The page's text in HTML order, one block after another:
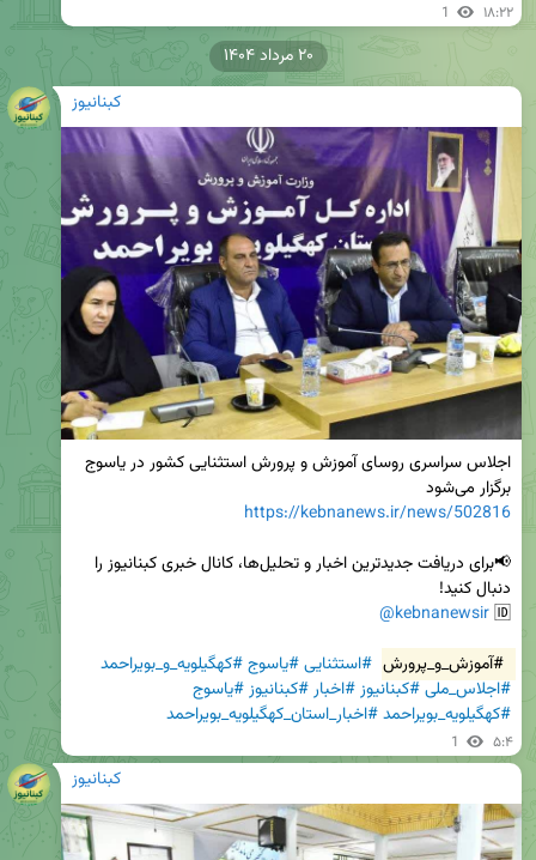
1 ۱۸:۲۲
کبنانیوز
برگزار می‌شود
https://kebnanews.ir/news/502816
🆔
@kebnanewsir
#آموزش_و_پرورش #استثنایی#یاسوج#کهگیلویه_و_بویراحمد
#اجلاس_ملی#کبنانیوز#اخبار#کبنانیوز#یاسوج
#کهگیلویه_بویراحمد#اخبار_استان_کهگیلویه_بویراحمد
1 ۵:۴
۲۰ مرداد ۱۴۰۴
کبنانیوز